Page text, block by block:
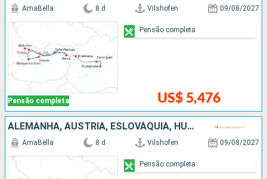
Pensão completa
AmaBella 8 d Vilshofen 09/08/2027
US$ 5,476
Pensão completa
ALEMANHA, AUSTRIA, ESLOVÁQUIA, HUNGRIA
AmaBella 8 d Vilshofen 09/08/2027
Pensão completa